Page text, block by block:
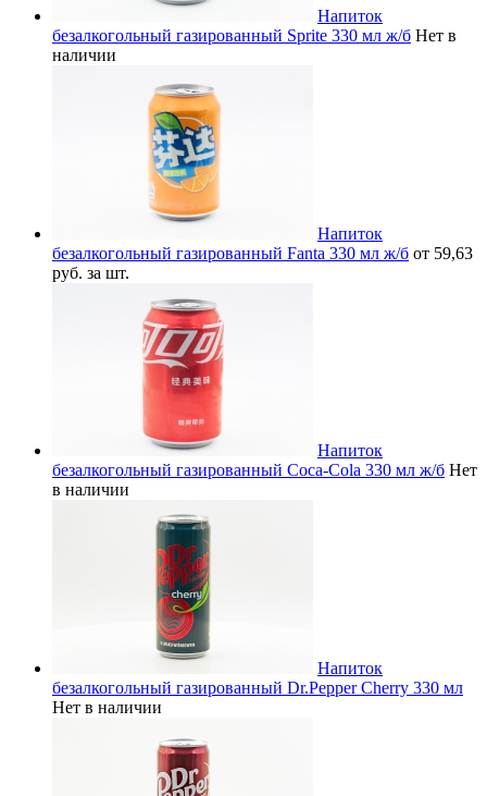
Напиток
безалкогольный газированный Sprite 330 мл ж/б Нет в
наличии
Напиток
безалкогольный газированный Fanta 330 мл ж/б от 59,63
руб. за шт.
Напиток
безалкогольный газированный Coca-Cola 330 мл ж/б Нет
в наличии
Напиток
безалкогольный газированный Dr.Pepper Cherry 330 мл
Нет в наличии